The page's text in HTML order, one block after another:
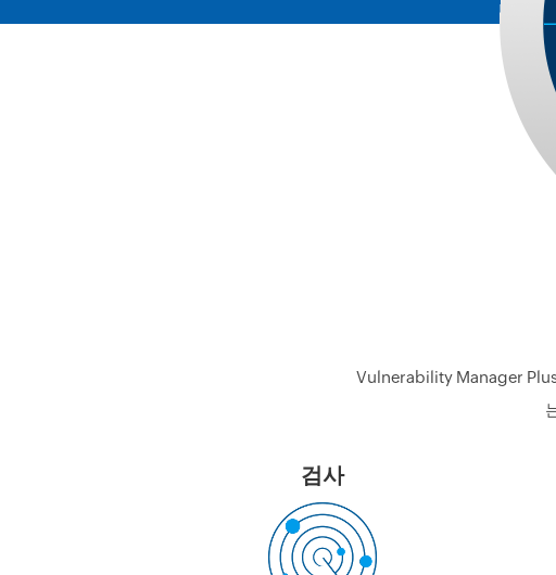
Vulnerability Manager Plus
검사